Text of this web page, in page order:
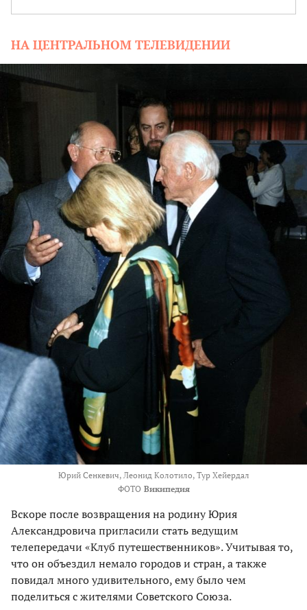
НА ЦЕНТРАЛЬНОМ ТЕЛЕВИДЕНИИ
Юрий Сенкевич, Леонид Колотило, Тур Хейердал
ФОТО Википедия
Вскоре после возвращения на родину Юрия
Александровича пригласили стать ведущим
телепередачи «Клуб путешественников». Учитывая то,
что он объездил немало городов и стран, а также
повидал много удивительного, ему было чем
поделиться с жителями Советского Союза.